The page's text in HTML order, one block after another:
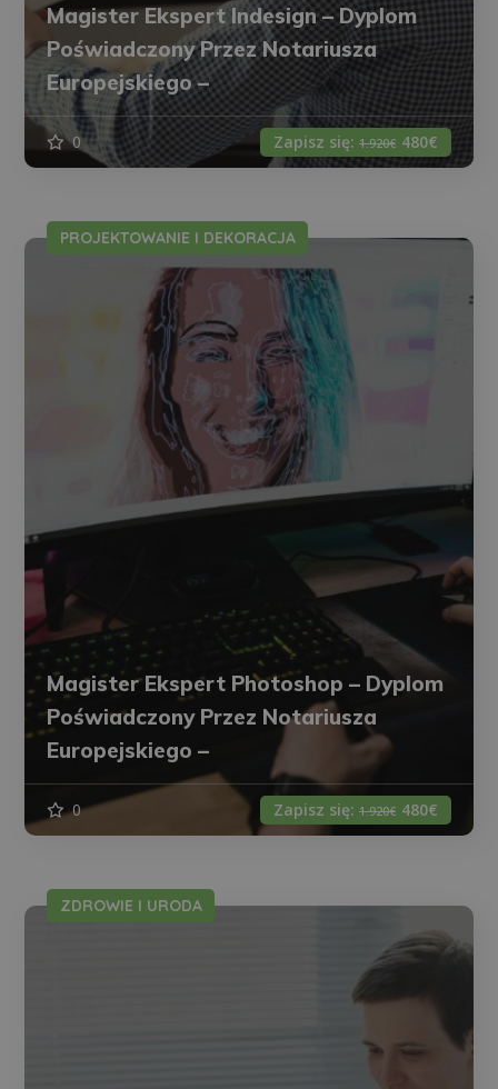
Magister Ekspert Indesign – Dyplom
Poświadczony Przez Notariusza
Europejskiego –
0 Zapisz się: 1.920€ 480€
PROJEKTOWANIE I DEKORACJA
Magister Ekspert Photoshop – Dyplom
Poświadczony Przez Notariusza
Europejskiego –
0 Zapisz się: 1.920€ 480€
ZDROWIE I URODA